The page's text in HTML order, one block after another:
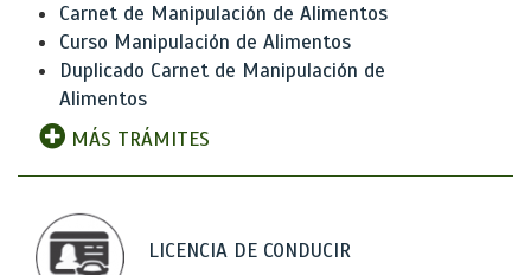
Carnet de Manipulación de Alimentos
Curso Manipulación de Alimentos
Duplicado Carnet de Manipulación de
Alimentos
MÁS TRÁMITES
LICENCIA DE CONDUCIR